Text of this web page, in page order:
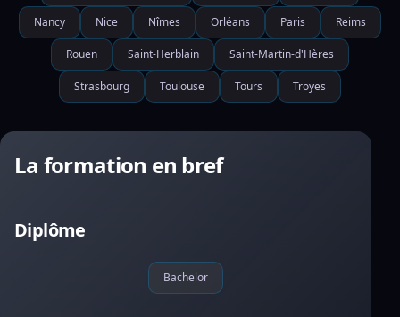
Nancy Nice Nîmes Orléans Paris Reims
Rouen Saint-Herblain Saint-Martin-d'Hères
Strasbourg Toulouse Tours Troyes
La formation en bref
Diplôme
Bachelor